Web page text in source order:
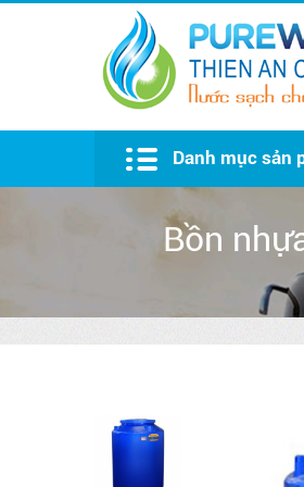
Danh mục sản
Bồn